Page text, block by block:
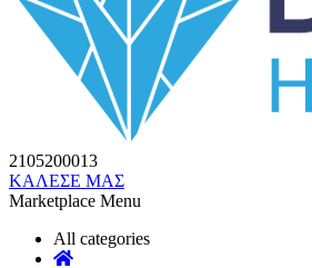
2105200013
ΚΑΛΕΣΕ ΜΑΣ
Marketplace Menu
All categories